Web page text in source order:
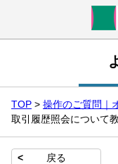
TOP > 操作のご質問｜
取引履歴照会について
< 戻る